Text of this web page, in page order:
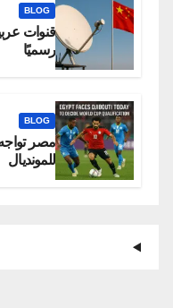
BLOG
قنوات
رسميًا
BLOG
مصر
للمونديال